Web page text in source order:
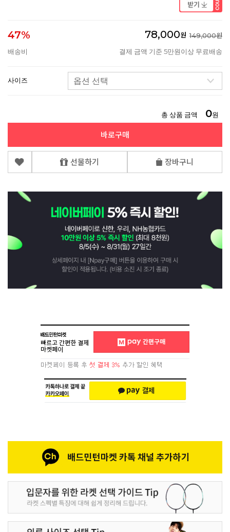
47% 78,000원 149,000원
배송비
결제 금액 기준 5만원이상 무료배송
사이즈
총 상품 금액 0원
바로구매
선물하기 장바구니